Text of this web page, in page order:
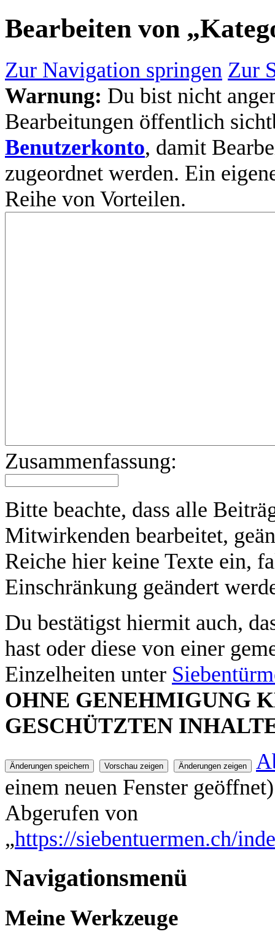
Bearbeiten von „
Zur Navigation springen Zur
Warnung: Du bist nicht
Bearbeitungen öffentlich
Benutzerkonto, damit
zugeordnet werden. Ein
Reihe von Vorteilen.
Zusammenfassung:
Bitte beachte, dass alle
Mitwirkenden bearbeitet,
Reiche hier keine Texte ein,
Einschränkung geändert
Du bestätigst hiermit auch,
hast oder diese von einer
Einzelheiten unter
OHNE GENEHMIGUNG
GESCHÜTZTEN
einem neuen Fenster geöffnet)
Abgerufen von
„https://siebentuermen.ch/
Navigationsmenü
Meine Werkzeuge